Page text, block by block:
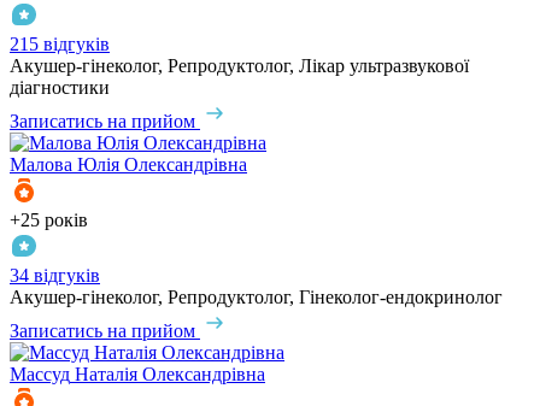
215 відгуків
Акушер-гінеколог, Репродуктолог, Лікар ультразвукової
діагностики
Записатись на прийом
Малова Юлія Олександрівна
+25 років
34 відгуків
Акушер-гінеколог, Репродуктолог, Гінеколог-ендокринолог
Записатись на прийом
Массуд Наталія Олександрівна